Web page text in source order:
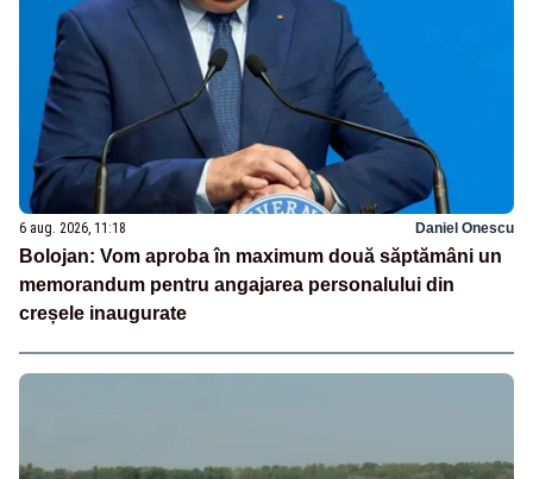
6 aug. 2026, 11:18 Daniel Onescu
Bolojan: Vom aproba în maximum două săptămâni un
memorandum pentru angajarea personalului din
creșele inaugurate